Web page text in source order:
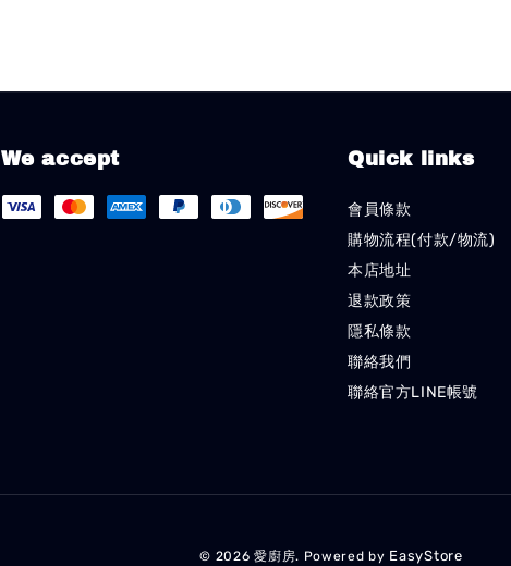
We accept Quick links
會員條款
購物流程(付款/物流)
本店地址
退款政策
隱私條款
聯絡我們
聯絡官方LINE帳號
© 2026 愛廚房. Powered by EasyStore